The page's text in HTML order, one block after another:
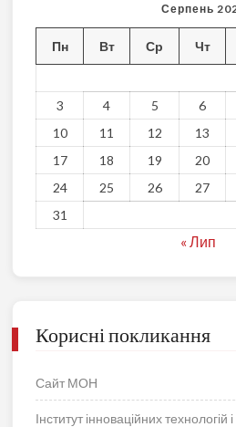
Серпень
Пн Вт Ср Чт
3
4 5 6
10
11 12 13
17
18 19 20
24
25 26 27
31
« Лип
Корисні покликання
Сайт МОН
Інститут інноваційних технологій і